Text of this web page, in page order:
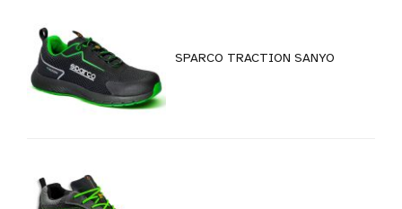
SPARCO TRACTION SANYO